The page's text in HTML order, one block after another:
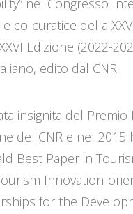
nel Congresso
co-curatice della
Edizione (2022-
edito dal CNR.
insignita del Premio
del CNR e nel 2015
Best Paper in
Innovation-
for the